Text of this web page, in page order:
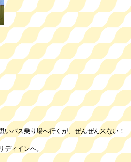
バス乗り場へ行くが、ぜんぜん来ない！
ィインへ。